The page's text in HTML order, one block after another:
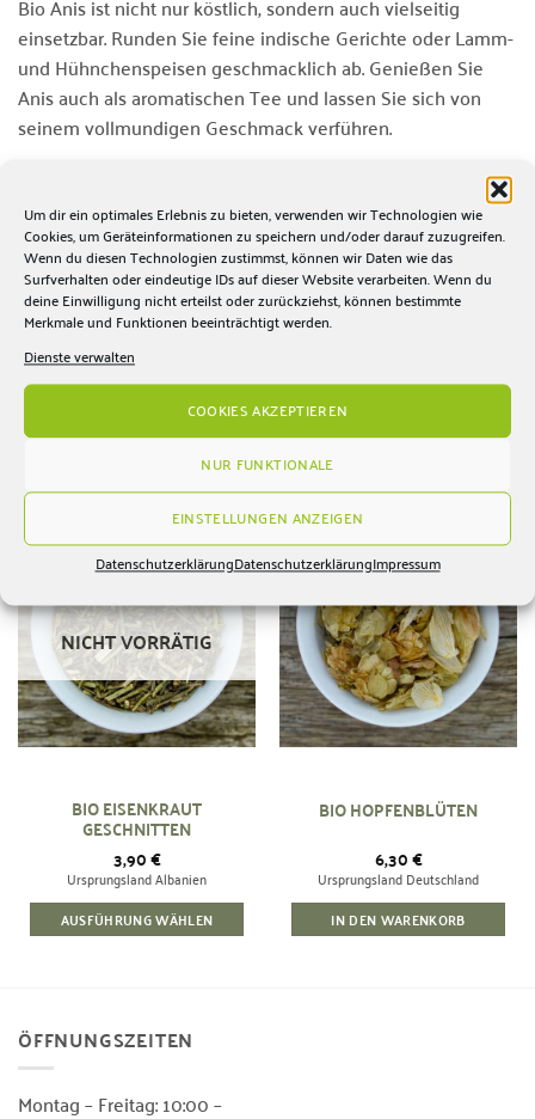
Um dir ein optimales Erlebnis zu bieten, verwenden wir Technologien wie
Cookies, um Geräteinformationen zu speichern und/oder darauf zuzugreifen.
Wenn du diesen Technologien zustimmst, können wir Daten wie das
Surfverhalten oder eindeutige IDs auf dieser Website verarbeiten. Wenn du
deine Einwilligung nicht erteilst oder zurückziehst, können bestimmte
Merkmale und Funktionen beeinträchtigt werden.
Dienste verwalten
COOKIES AKZEPTIEREN
NUR FUNKTIONALE
EINSTELLUNGEN ANZEIGEN
DatenschutzerklärungDatenschutzerklärungImpressum
Bio Anis ist nicht nur köstlich, sondern auch vielseitig
einsetzbar. Runden Sie feine indische Gerichte oder Lamm-
und Hühnchenspeisen geschmacklich ab. Genießen Sie
Anis auch als aromatischen Tee und lassen Sie sich von
seinem vollmundigen Geschmack verführen.
Dieser Bio Kräuter Anis ist lose erhältlich und bringt nicht
nur Geschmack, sondern auch gesundheitliche Vorteile mit
sich. Anis enthält Anethol, ein ätherisches Öl, das
antibakterielle, antioxidative und entzündungshemmende
Eigenschaften besitzt. Machen Sie Bio Kräuter Anis mit
seinem vielseitigen Verwendungsmöglichkeiten zu einem
Erlebnis in Ihrer Küche.
ÄHNLICHE PRODUKTE
Zur
hinzufügen
NICHT VORRÄTIG
BIO EISENKRAUT
GESCHNITTEN
3,90€
Ursprungsland Albanien
AUSFÜHRUNG WÄHLEN
hinzufügen
BIO HOPFENBLÜTEN
6,30€
Ursprungsland Deutschland
IN DEN WARENKORB
ÖFFNUNGSZEITEN
Montag – Freitag: 10:00 –